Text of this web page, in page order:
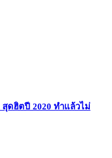
สุดฮิตปี 2020 ทำแล้วไม่